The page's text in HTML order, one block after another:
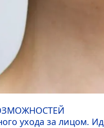
ухода за лицом.